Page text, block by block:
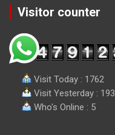
Visitor counter
Visit Today : 1762
Visit Yesterday :
Who's Online : 5